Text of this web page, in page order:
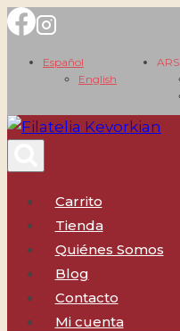
Saltar
contenido
Español
English
ARS
Carrito
Tienda
Quiénes Somos
Blog
Contacto
Mi cuenta